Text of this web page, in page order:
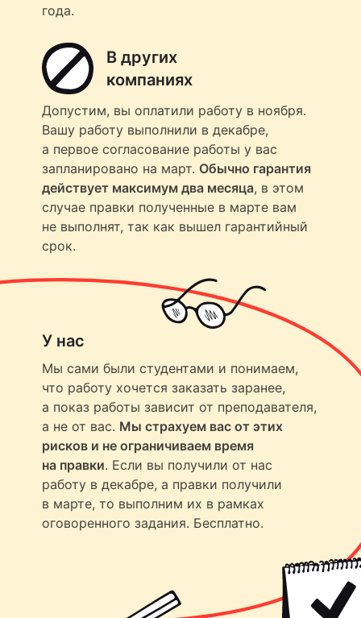
года.
В других
компаниях
Допустим, вы оплатили работу в ноября.
Вашу работу выполнили в декабре,
а первое согласование работы у вас
запланировано на март. Обычно гарантия
действует максимум два месяца, в этом
случае правки полученные в марте вам
не выполнят, так как вышел гарантийный
срок.
У нас
Мы сами были студентами и понимаем,
что работу хочется заказать заранее,
а показ работы зависит от преподавателя,
а не от вас. Мы страхуем вас от этих
рисков и не ограничиваем время
на правки. Если вы получили от нас
работу в декабре, а правки получили
в марте, то выполним их в рамках
оговоренного задания. Бесплатно.